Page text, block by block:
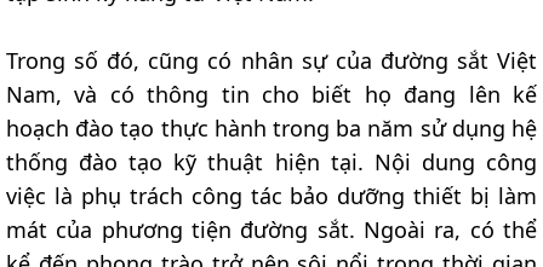
Trong số đó, cũng có nhân sự của đường sắt Việt
Nam, và có thông tin cho biết họ đang lên kế
hoạch đào tạo thực hành trong ba năm sử dụng hệ
thống đào tạo kỹ thuật hiện tại. Nội dung công
việc là phụ trách công tác bảo dưỡng thiết bị làm
mát của phương tiện đường sắt. Ngoài ra, có thể